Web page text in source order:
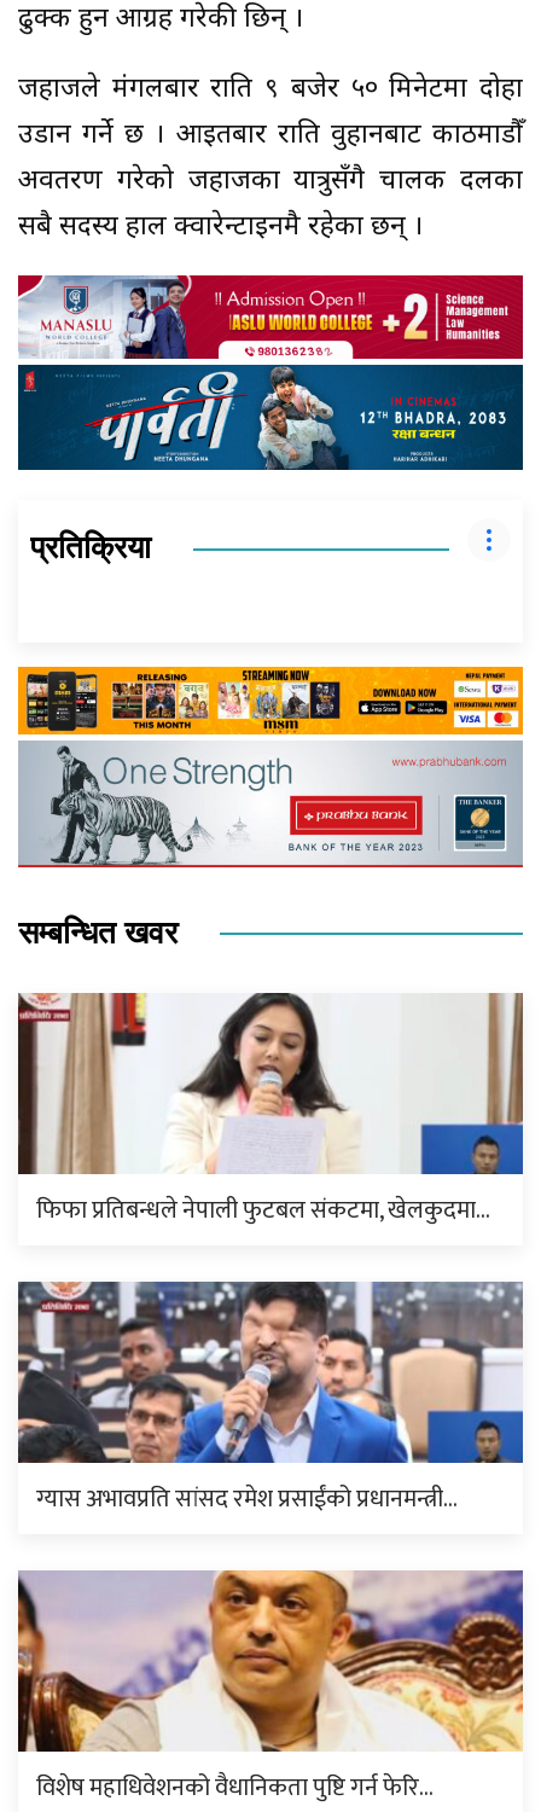
ढुक्क हुन आग्रह गरेकी छिन् ।
जहाजले मंगलबार राति ९ बजेर ५० मिनेटमा दोहा
उडान गर्ने छ । आइतबार राति वुहानबाट काठमाडौँ
अवतरण गरेको जहाजका यात्रुसँगै चालक दलका
सबै सदस्य हाल क्वारेन्टाइनमै रहेका छन् ।
प्रतिक्रिया
सम्बन्धित खवर
फिफा प्रतिबन्धले नेपाली फुटबल संकटमा, खेलकुदमा…
ग्यास अभावप्रति सांसद रमेश प्रसाईंको प्रधानमन्त्री…
विशेष महाधिवेशनको वैधानिकता पुष्टि गर्न फेरि…